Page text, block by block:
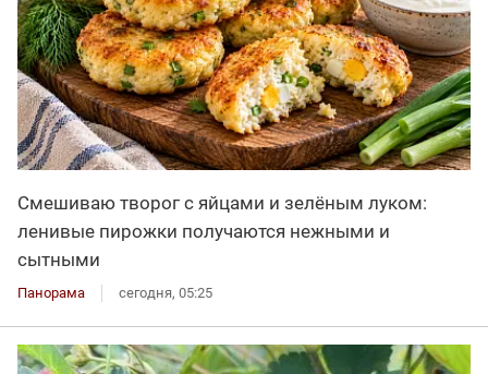
Смешиваю творог с яйцами и зелёным луком:
ленивые пирожки получаются нежными и
сытными
Панорама сегодня, 05:25